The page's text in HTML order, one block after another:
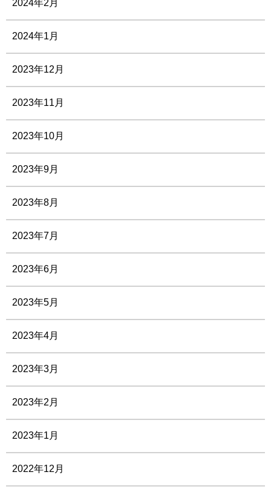
2024年2月
2024年1月
2023年12月
2023年11月
2023年10月
2023年9月
2023年8月
2023年7月
2023年6月
2023年5月
2023年4月
2023年3月
2023年2月
2023年1月
2022年12月